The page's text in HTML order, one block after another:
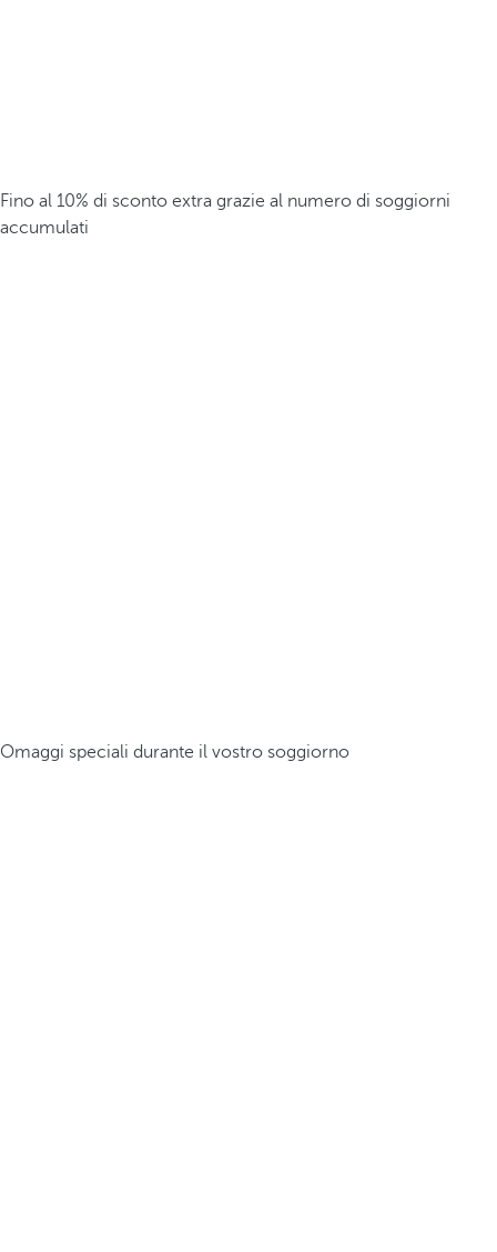
Fino al 10% di sconto extra grazie al numero di soggiorni
accumulati
Omaggi speciali durante il vostro soggiorno